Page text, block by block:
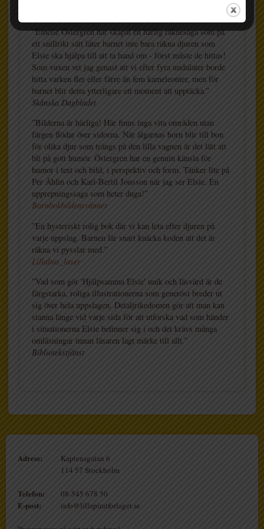
”Emelie Östergren har skapat en härlig räknesaga som på
ett snillrikt sätt låter barnet inte bara räkna djuren som
Elsie ska hjälpa till att ta hand om - först måste de hittas!
Som vuxen vet jag genast att vi efter fyra undulater borde
hitta varken fler eller färre än fem kameleonter, men för
barnet blir detta ytterligare ett moment att upptäcka.”
Skånska Dagbladet
”Bilderna är härliga! Här finns inga vita områden utan
färgen flödar över sidorna. När älgarnas horn blir till bon
för olika djur som trängs på den lilla vagnen är det lätt att
bli på gott humör. Östergren har en genuin känsla för
humor i text och bild, i perspektiv och form. Tänker lite på
Per Åhlin och Karl-Bertil Jonsson när jag ser Elsie. En
upprepningssaga som heter duga!”
Barnbokbildensvänner
”En hysteriskt rolig bok där vi kan leta efter djuren på
varje uppslag. Barnen lär snart knäcka koden att det är
räkna vi pysslar med.”
Lillabus_laser
”Vad som gör 'Hjälpsamma Elsie' unik och läsvärd är de
färgstarka, roliga illustrationerna som generöst breder ut
sig över hela uppslagen. Detaljrikedomen gör att man kan
stanna länge vid varje sida för att utforska vad som händer
i situationerna Elsie befinner sig i och det krävs många
omläsningar innan läsaren lagt märke till allt.”
Bibliotekstjänst
Adress:
Kaptensgatan 6
114 57 Stockholm
Telefon: 08-545 678 50
E-post: info@lillapiratforlaget.se